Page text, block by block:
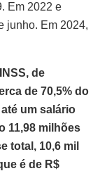
Em 2022 e
junho. Em 2024,
de
de 70,5% do
um salário
11,98 milhões
total, 10,6 mil
é de R$